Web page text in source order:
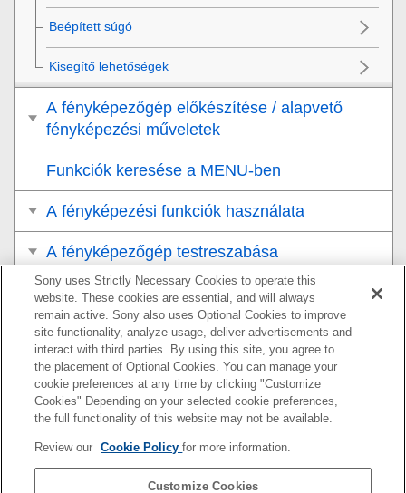
Beépített súgó
Kisegítő lehetőségek
A fényképezőgép előkészítése / alapvető
fényképezési műveletek
Funkciók keresése a MENU-ben
A fényképezési funkciók használata
A fényképezőgép testreszabása
Megtekintés
A fényképezőgép-beállítások módosítása
Okostelefonnal elérhető funkciók
Számítógép használata
A felhőszolgáltatás használata
Sony uses Strictly Necessary Cookies to operate this
website. These cookies are essential, and will always
remain active. Sony also uses Optional Cookies to improve
site functionality, analyze usage, deliver advertisements and
interact with third parties. By using this site, you agree to
the placement of Optional Cookies. You can manage your
cookie preferences at any time by clicking "Customize
Cookies" Depending on your selected cookie preferences,
the full functionality of this website may not be available.
Review our Cookie Policyfor more information.
Customize Cookies